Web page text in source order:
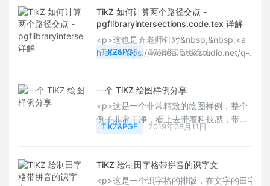
码，对于原来的代码几乎没有改动（只改
了一行）。修改后，计算切方向的大致思
路是：在计算交点时，把与交点有关的信
在此，以xelatex引擎为例进行说明。耿老
师用详细的图片解释了其整体的过程. 下
图非常清晰, 源代码可以下载. Happy
TiKZing!&nbsp;</p>
TikZ 如何计算两个路径交点 -
pgflibraryintersections.code.tex 详解
<p>这也是齐老师针对&nbsp;&nbsp;<a
href="https://wenda.latexstudio.net/q-
1040.html">https://wenda.latexstudio.net/
1040.html</a>&nbsp; 这个问题进行的详细解
读。</p>
TiKZ&PGF 2019年08月25日
一个 TiKZ 绘图样例分享
<p>这是一个非常精致的绘图样例，整个
例子非常干净，看上去带着科技感，带着
精细精密的细腻感，作者制作了其希望在
页，大家可以关注其更新。Happy
TiKZing！~<br/></p>
TiKZ&PGF 2019年08月11日
TiKZ 绘制田字格带拼音的识字文
<p>这是一个识字格的排版，在文字的田字格